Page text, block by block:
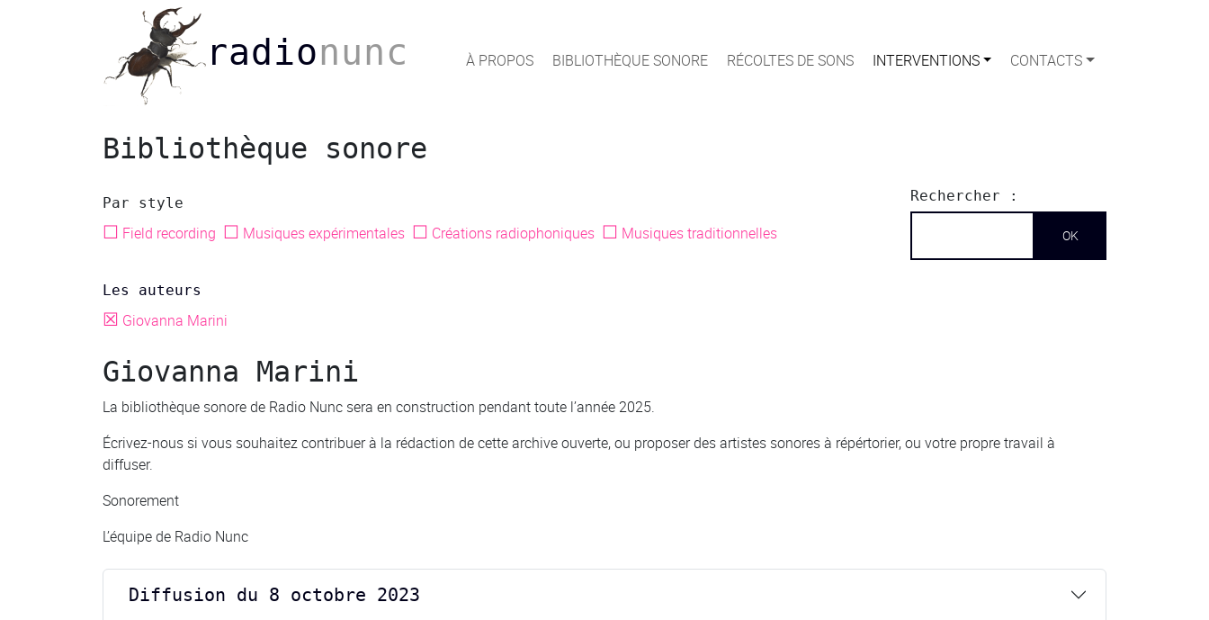
radionunc À PROPOS BIBLIOTHÈQUE SONORE RÉCOLTES DE SONS INTERVENTIONS CONTACTS
Bibliothèque sonore
Par style
☐ Field recording ☐ Musiques expérimentales ☐ Créations radiophoniques ☐ Musiques traditionnelles
Rechercher :
Les auteurs
☒ Giovanna Marini
Giovanna Marini
La bibliothèque sonore de Radio Nunc sera en construction pendant toute l’année 2025.
Écrivez-nous si vous souhaitez contribuer à la rédaction de cette archive ouverte, ou proposer des artistes sonores à répértorier, ou votre propre travail à
diffuser.
Sonorement
L’équipe de Radio Nunc
Diffusion du 8 octobre 2023